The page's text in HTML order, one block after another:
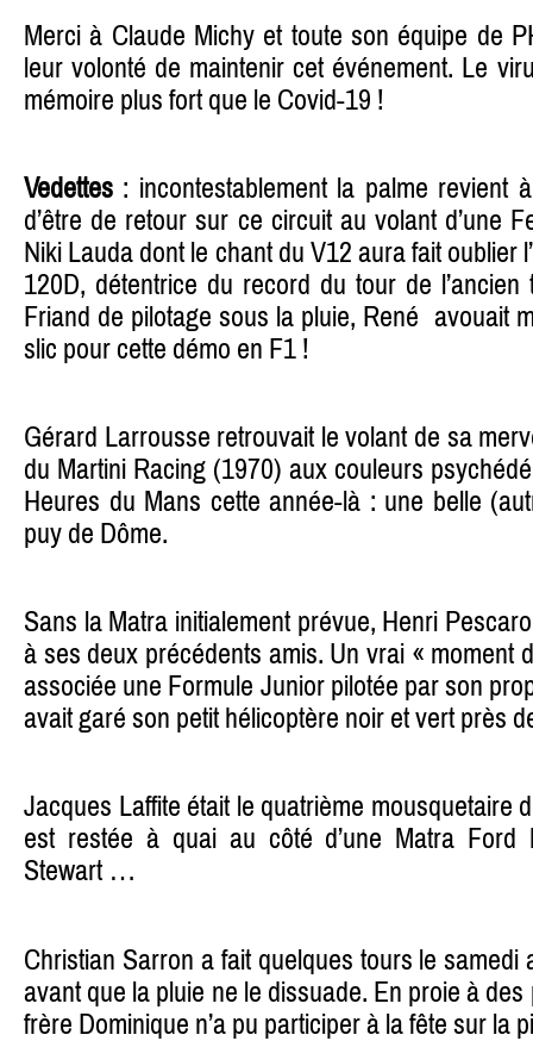
Merci à Claude Michy et toute son équipe de
leur volonté de maintenir cet événement. Le
mémoire plus fort que le Covid-19 !
Vedettes : incontestablement la palme revient
d’être de retour sur ce circuit au volant d’une
Niki Lauda dont le chant du V12 aura fait oublier
120D, détentrice du record du tour de
Friand de pilotage sous la pluie, René avouait
slic pour cette démo en F1 !
Gérard Larrousse retrouvait le volant de sa
du Martini Racing (1970) aux couleurs
Heures du Mans cette année-là : une belle
puy de Dôme.
Sans la Matra initialement prévue, Henri
à ses deux précédents amis. Un vrai « moment
associée une Formule Junior pilotée par son
avait garé son petit hélicoptère noir et vert près
Jacques Laffite était le quatrième mousquetaire
est restée à quai au côté d’une Matra Ford
Stewart …
Christian Sarron a fait quelques tours le samedi
avant que la pluie ne le dissuade. En proie à
frère Dominique n’a pu participer à la fête sur la